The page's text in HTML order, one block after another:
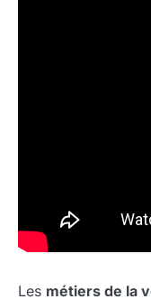
Les métiers de la